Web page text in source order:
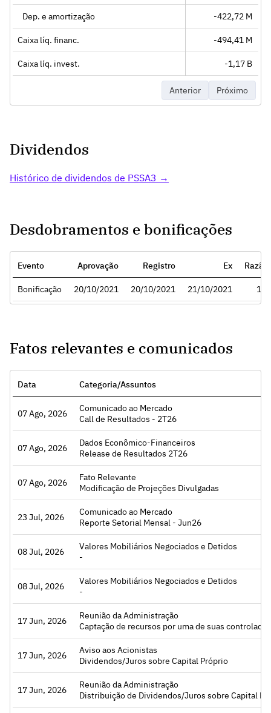
Dep. e amortização -422,72 M
Caixa líq. financ. -494,41 M
Caixa líq. invest. -1,17 B
Anterior Próximo
Dividendos
Histórico de dividendos de PSSA3 →
Desdobramentos e bonificações
Evento Aprovação Registro Ex Razão
Bonificação 20/10/2021 20/10/2021 21/10/2021 1:1
Fatos relevantes e comunicados
Data Categoria/Assuntos
07 Ago, 2026
Comunicado ao Mercado
Call de Resultados - 2T26
Acessar
07 Ago, 2026
Dados Econômico-Financeiros
Release de Resultados 2T26
Acessar
07 Ago, 2026
Fato Relevante
Modificação de Projeções Divulgadas
Acessar
23 Jul, 2026
Comunicado ao Mercado
Reporte Setorial Mensal - Jun26
Acessar
08 Jul, 2026
Valores Mobiliários Negociados e Detidos
-
Acessar
08 Jul, 2026
Valores Mobiliários Negociados e Detidos
-
Acessar
17 Jun, 2026
Reunião da Administração
Captação de recursos por uma de suas controladas e a
Acessar
17 Jun, 2026
Aviso aos Acionistas
Dividendos/Juros sobre Capital Próprio
Acessar
17 Jun, 2026
Reunião da Administração
Distribuição de Dividendos/Juros sobre Capital
Acessar